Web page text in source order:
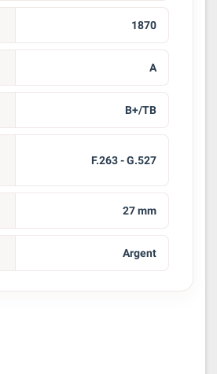
1870
A
B+/TB
F.263 - G.527
27 mm
Argent